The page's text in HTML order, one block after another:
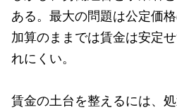
ある。最大の問題は公定価
加算のままでは賃金は安定
れにくい。
賃金の土台を整えるには、